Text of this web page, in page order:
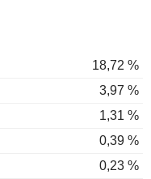
18,72 %
3,97 %
1,31 %
0,39 %
0,23 %